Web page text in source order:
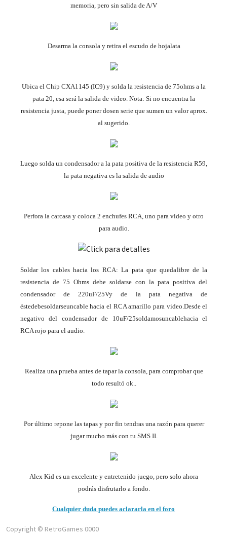
memoria, pero sin salida de A/V
Desarma la consola y retira el escudo de hojalata
Ubica el Chip CXA1145 (IC9) y solda la resistencia de 75ohms a la
pata 20, esa será la salida de video. Nota: Si no encuentra la
resistencia justa, puede poner dosen serie que sumen un valor aprox.
al sugerido.
Luego solda un condensador a la pata positiva de la resistencia R59,
la pata negativa es la salida de audio
Perfora la carcasa y coloca 2 enchufes RCA, uno para video y otro
para audio.
Soldar los cables hacia los RCA: La pata que quedalibre de la
resistencia de 75 Ohms debe soldarse con la pata positiva del
condensador de 220uF/25Vy de la pata negativa de
éstedebesoldarseuncable hacia el RCA amarillo para video.Desde el
negativo del condensador de 10uF/25soldamosuncablehacia el
RCA rojo para el audio.
Realiza una prueba antes de tapar la consola, para comprobar que
todo resultó ok..
Por último repone las tapas y por fin tendras una razón para querer
jugar mucho más con tu SMS II.
Alex Kid es un excelente y entretenido juego, pero solo ahora
podrás disfrutarlo a fondo.
Cualquier duda puedes aclararla en el foro
Copyright © RetroGames 0000